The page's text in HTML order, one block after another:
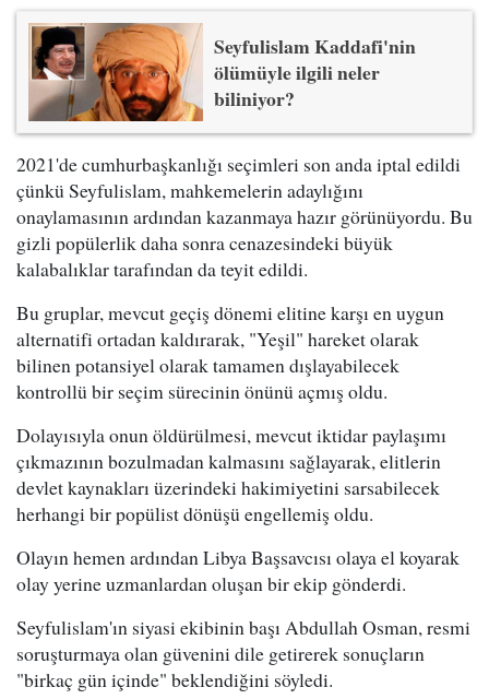
Seyfulislam Kaddafi'nin
ölümüyle ilgili neler
biliniyor?
2021'de cumhurbaşkanlığı seçimleri son anda iptal edildi
çünkü Seyfulislam, mahkemelerin adaylığını
onaylamasının ardından kazanmaya hazır görünüyordu. Bu
gizli popülerlik daha sonra cenazesindeki büyük
kalabalıklar tarafından da teyit edildi.
Bu gruplar, mevcut geçiş dönemi elitine karşı en uygun
alternatifi ortadan kaldırarak, "Yeşil" hareket olarak
bilinen potansiyel olarak tamamen dışlayabilecek
kontrollü bir seçim sürecinin önünü açmış oldu.
Dolayısıyla onun öldürülmesi, mevcut iktidar paylaşımı
çıkmazının bozulmadan kalmasını sağlayarak, elitlerin
devlet kaynakları üzerindeki hakimiyetini sarsabilecek
herhangi bir popülist dönüşü engellemiş oldu.
Olayın hemen ardından Libya Başsavcısı olaya el koyarak
olay yerine uzmanlardan oluşan bir ekip gönderdi.
Seyfulislam'ın siyasi ekibinin başı Abdullah Osman, resmi
soruşturmaya olan güvenini dile getirerek sonuçların
"birkaç gün içinde" beklendiğini söyledi.